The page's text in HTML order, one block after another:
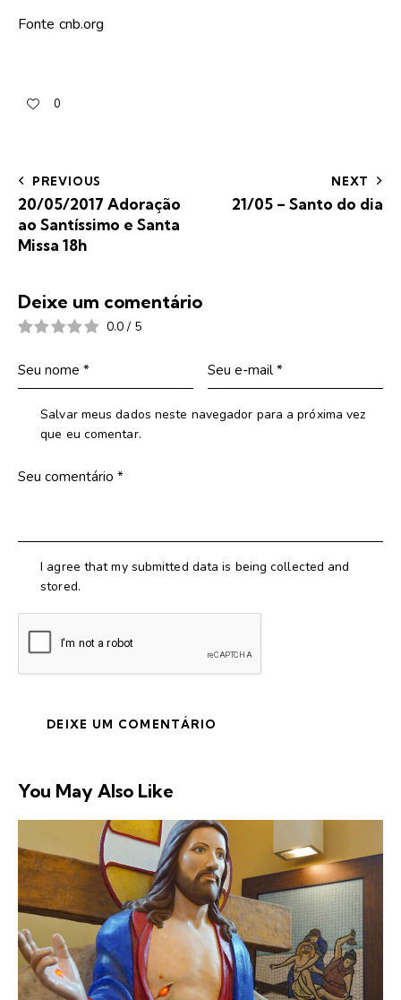
Fonte cnb.org
0
PREVIOUS
20/05/2017 Adoração
ao Santíssimo e Santa
Missa 18h
NEXT
21/05 – Santo do dia
Deixe um comentário
0.0 / 5
Salvar meus dados neste navegador para a próxima vez
que eu comentar.
I agree that my submitted data is being collected and
stored.
You May Also Like